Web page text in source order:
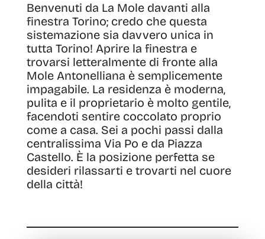
Benvenuti da La Mole davanti alla
finestra Torino; credo che questa
sistemazione sia davvero unica in
tutta Torino! Aprire la finestra e
trovarsi letteralmente di fronte alla
Mole Antonelliana è semplicemente
impagabile. La residenza è moderna,
pulita e il proprietario è molto gentile,
facendoti sentire coccolato proprio
come a casa. Sei a pochi passi dalla
centralissima Via Po e da Piazza
Castello. È la posizione perfetta se
desideri rilassarti e trovarti nel cuore
della città!